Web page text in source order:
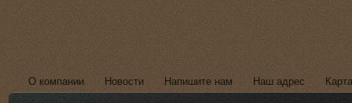
О компании Новости Напишите нам Наш адрес